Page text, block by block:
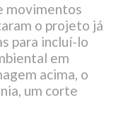
movimentos
o projeto já
para incluí-lo
em
acima, o
um corte